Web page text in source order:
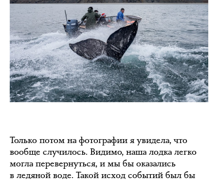
Только потом на фотографии я увидела, что
вообще случилось. Видимо, наша лодка легко
могла перевернуться, и мы бы оказались
в ледяной воде. Такой исход событий был бы